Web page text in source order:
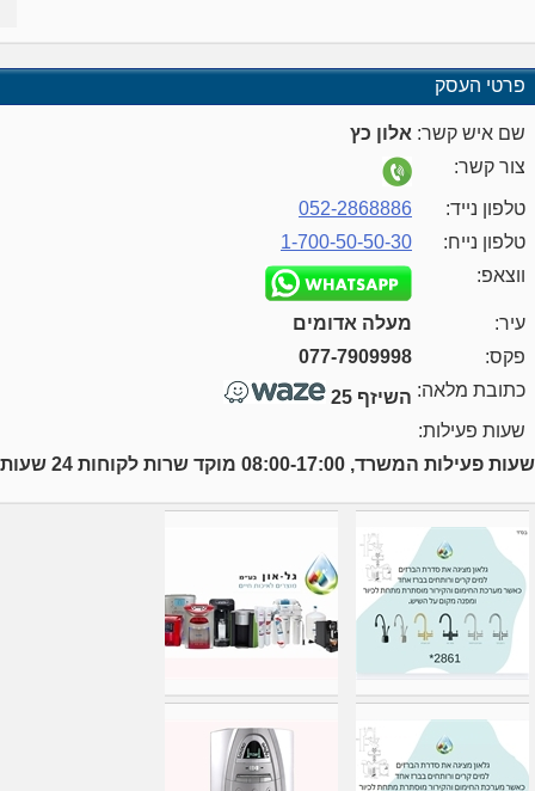
פרטי העסק
שם איש קשר: אלון כץ
צור קשר:
טלפון נייד:
052-2868886
טלפון נייח:
1-700-50-50-30
ווצאפ:
עיר:
מעלה אדומים
פקס:
077-7909998
כתובת מלאה: השיזף 25
שעות פעילות:
שעות פעילות המשרד, 08:00-17:00 מוקד שרות לקוחות 24 שעות